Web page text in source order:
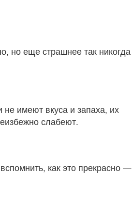
но еще страшнее так никогда
имеют вкуса и запаха, их
слабеют.
как это прекрасно —